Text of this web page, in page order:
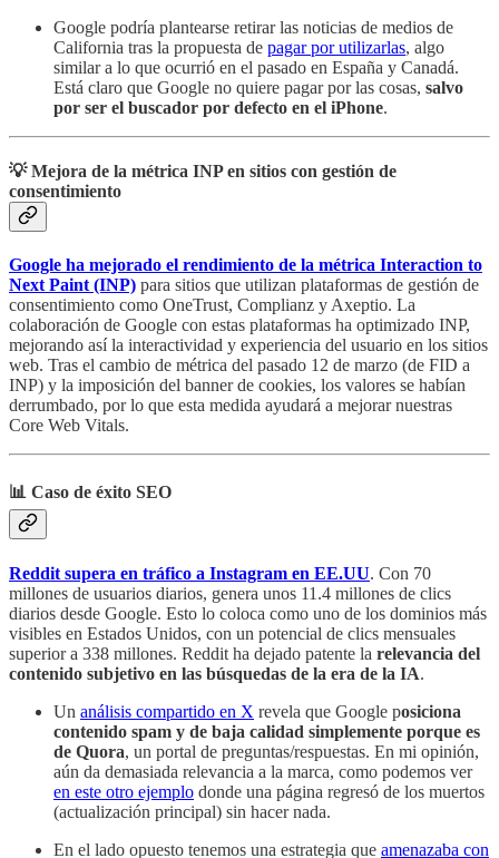
Google podría plantearse retirar las noticias de medios de
California tras la propuesta de pagar por utilizarlas, algo
similar a lo que ocurrió en el pasado en España y Canadá.
Está claro que Google no quiere pagar por las cosas, salvo
por ser el buscador por defecto en el iPhone.
💡 Mejora de la métrica INP en sitios con gestión de
consentimiento
Google ha mejorado el rendimiento de la métrica Interaction to
Next Paint (INP) para sitios que utilizan plataformas de gestión de
consentimiento como OneTrust, Complianz y Axeptio. La
colaboración de Google con estas plataformas ha optimizado INP,
mejorando así la interactividad y experiencia del usuario en los sitios
web. Tras el cambio de métrica del pasado 12 de marzo (de FID a
INP) y la imposición del banner de cookies, los valores se habían
derrumbado, por lo que esta medida ayudará a mejorar nuestras
Core Web Vitals.
📊 Caso de éxito SEO
Reddit supera en tráfico a Instagram en EE.UU. Con 70
millones de usuarios diarios, genera unos 11.4 millones de clics
diarios desde Google. Esto lo coloca como uno de los dominios más
visibles en Estados Unidos, con un potencial de clics mensuales
superior a 338 millones. Reddit ha dejado patente la relevancia del
contenido subjetivo en las búsquedas de la era de la IA.
Un análisis compartido en X revela que Google posiciona
contenido spam y de baja calidad simplemente porque es
de Quora, un portal de preguntas/respuestas. En mi opinión,
aún da demasiada relevancia a la marca, como podemos ver
en este otro ejemplo donde una página regresó de los muertos
(actualización principal) sin hacer nada.
En el lado opuesto tenemos una estrategia que amenazaba con